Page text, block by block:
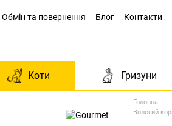
Обмін та повернення Блог
Контакти
Коти Гризуни
Головна
Вологий